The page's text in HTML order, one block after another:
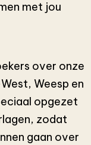
met jou
over onze
Weesp en
opgezet
zodat
gaan over